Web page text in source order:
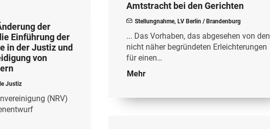
Amtstracht bei den Gerichten
Stellungnahme, LV Berlin / Brandenburg
... Das Vorhaben, das abgesehen von den
nicht näher begründeten Erleichterungen
für einen…
Mehr
der
Einführung der
in der Justiz und
von
Justiz
(NRV)